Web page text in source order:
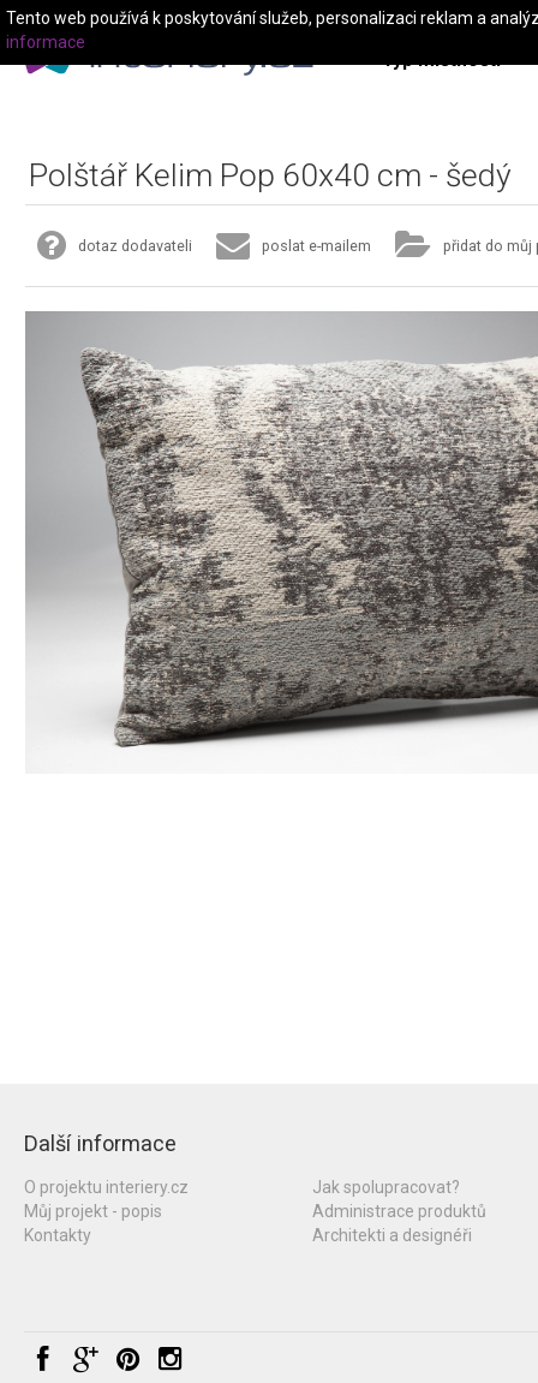
Typ místnosti
Polštář Kelim Pop 60x40 cm - šedý
dotaz dodavateli poslat e-mailem přidat do můj
Další informace
O projektu interiery.cz
Můj projekt - popis
Kontakty
Jak spolupracovat?
Administrace produktů
Architekti a designéři
Tento web používá k poskytování služeb, personalizaci reklam a
informace